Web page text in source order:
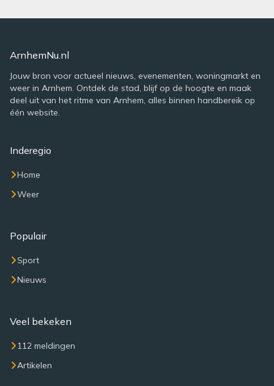
ArnhemNu.nl
Jouw bron voor actueel nieuws, evenementen, woningmarkt en
weer in Arnhem. Ontdek de stad, blijf op de hoogte en maak
deel uit van het ritme van Arnhem, alles binnen handbereik op
één website.
Inderegio
Home
Weer
Populair
Sport
Nieuws
Veel bekeken
112 meldingen
Artikelen